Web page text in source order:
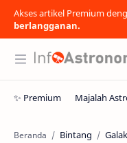
Akses artikel Premium
berlangganan.
Beranda Bintang